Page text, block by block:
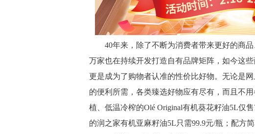
40年来，除了不断为消费者带来更好的商品
万家也在持续开发打造自有品牌矩阵，如今这
更是成为了购物者认准的性价比好物。无论是
的便利所需，各类臻选好物应有尽有，而且不
植、低温冷榨的Olé Original有机葵花籽油5L仅
的润之家有机亚麻籽油5L只需99.9元/瓶；配方